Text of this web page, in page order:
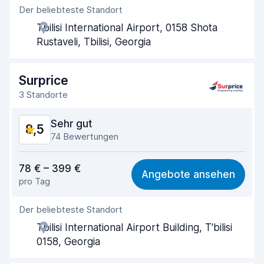
Agenten-Hilfsbereitschaft
Schnelle Abholung
Sauberkeit des Fahrzeugs 9,0
Zustand des Fahrzeugs
Der beliebteste Standort
Tbilisi International Airport, 0158 Shota
Rustaveli, Tbilisi, Georgia
Surprice
3 Standorte
8,5 Sehr gut
74 Bewertungen
8,1
Einfach zu finden 8,8
Agenten-Hilfsbereitschaft
Schnelle Abholung
78 € – 399 €
pro Tag
Angebote ansehen
Der beliebteste Standort
Tbilisi International Airport Building, T'bilisi
0158, Georgia